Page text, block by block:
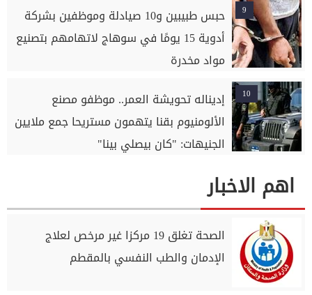
9
حبس طبيبين و10 صيادلة وموظفين بشركة
أدوية 15 يومًا في سوهاج لاتهامهم بتصنيع
مواد مخدرة
10
إديناله تحويشة العمر.. موظفو مصنع
الألومنيوم بقنا يتهمون مستريحا جمع ملايين
الجنيهات: "كان بيصلي بينا"
اهم الاخبار
الصحة تغلق 19 مركزا غير مرخص لعلاج
الإدمان والطب النفسي بالمقطم